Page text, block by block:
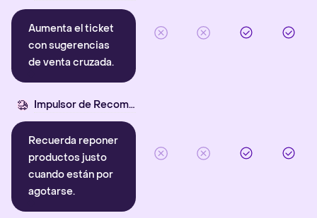
Aumenta el ticket
con sugerencias
de venta cruzada.
Impulsor de Recompra
Recuerda reponer
productos justo
cuando están por
agotarse.